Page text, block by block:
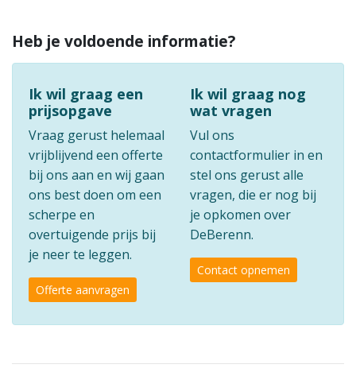
Heb je voldoende informatie?
Ik wil graag een
prijsopgave
Vraag gerust helemaal
vrijblijvend een offerte
bij ons aan en wij gaan
ons best doen om een
scherpe en
overtuigende prijs bij
je neer te leggen.
Offerte aanvragen
Ik wil graag nog
wat vragen
Vul ons
contactformulier in en
stel ons gerust alle
vragen, die er nog bij
je opkomen over
DeBerenn.
Contact opnemen